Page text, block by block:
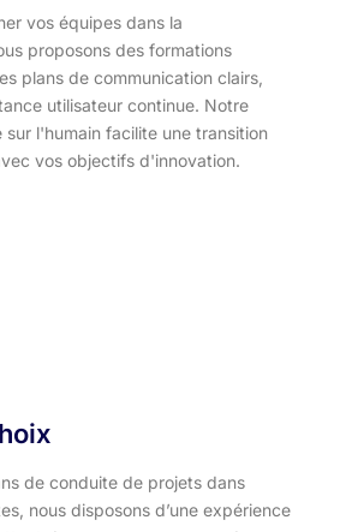
vos équipes dans la
proposons des formations
plans de communication clairs,
utilisateur continue. Notre
l'humain facilite une transition
vos objectifs d'innovation.​
de conduite de projets dans
nous disposons d’une expérience